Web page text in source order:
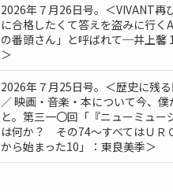
2026年７月26日号。＜VIVANT再
に合格したくて答えを盗みに行く
の番頭さん」と呼ばれて─井上馨
＞
2026年７月25日号。＜歴史に残
／ 映画・音楽・本について今、僕
と。第三一〇回「『ニューミュー
は何か？ その74～すべてはＵＲ
から始まった10」：東良美季＞